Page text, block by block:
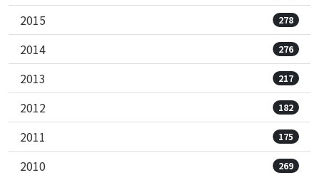
2015 278
2014 276
2013 217
2012 182
2011 175
2010 269